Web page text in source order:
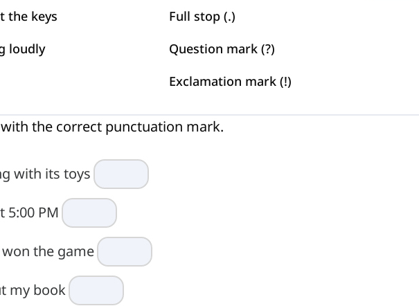
the keys
loudly
Full stop (.)
Question mark (?)
Exclamation mark (!)
the correct punctuation mark.
with its toys
5:00 PM
the game
my book